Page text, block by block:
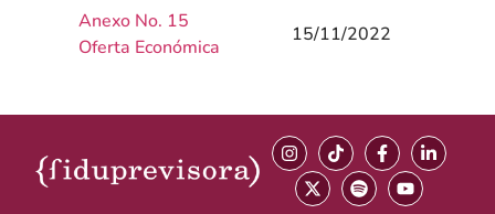
Anexo No. 15
Oferta Económica
15/11/2022